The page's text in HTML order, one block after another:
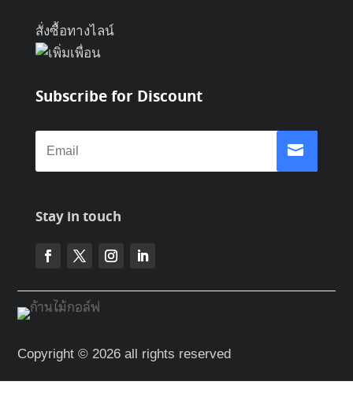
สั่งซื้อทางไลน์
Subscribe for Discount
Stay in touch
Copyright © 2026 all rights reserved